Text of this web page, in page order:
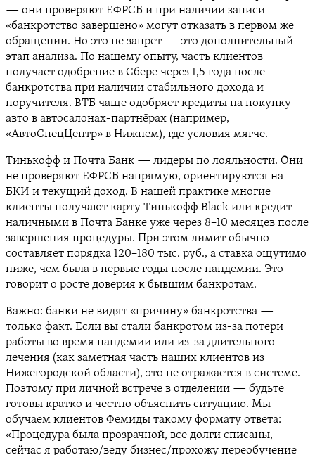
— они проверяют ЕФРСБ и при наличии записи
«банкротство завершено» могут отказать в первом же
обращении. Но это не запрет — это дополнительный
этап анализа. По нашему опыту, часть клиентов
получает одобрение в Сбере через 1,5 года после
банкротства при наличии стабильного дохода и
поручителя. ВТБ чаще одобряет кредиты на покупку
авто в автосалонах-партнёрах (например,
«АвтоСпецЦентр» в Нижнем), где условия мягче.
Тинькофф и Почта Банк — лидеры по лояльности. Они
не проверяют ЕФРСБ напрямую, ориентируются на
БКИ и текущий доход. В нашей практике многие
клиенты получают карту Тинькофф Black или кредит
наличными в Почта Банке уже через 8–10 месяцев после
завершения процедуры. При этом лимит обычно
составляет порядка 120–180 тыс. руб., а ставка ощутимо
ниже, чем была в первые годы после пандемии. Это
говорит о росте доверия к бывшим банкротам.
Важно: банки не видят «причину» банкротства —
только факт. Если вы стали банкротом из-за потери
работы во время пандемии или из-за длительного
лечения (как заметная часть наших клиентов из
Нижегородской области), это не отражается в системе.
Поэтому при личной встрече в отделении — будьте
готовы кратко и честно объяснить ситуацию. Мы
обучаем клиентов Фемиды такому формату ответа:
«Процедура была прозрачной, все долги списаны,
сейчас я работаю/веду бизнес/прохожу переобучение